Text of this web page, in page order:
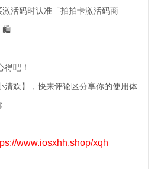
活码时认准「拍拍卡激活码商
🛍️
得吧！
清欢】，快来评论区分享你的使用体
www.iosxhh.shop/xqh